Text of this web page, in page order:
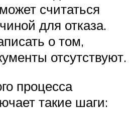
считаться
для отказа.
о том,
отсутствуют.
процесса
такие шаги: